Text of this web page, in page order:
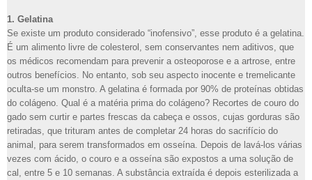
1. Gelatina
Se existe um produto considerado “inofensivo”, esse produto é a gelatina.
É um alimento livre de colesterol, sem conservantes nem aditivos, que
os médicos recomendam para prevenir a osteoporose e a artrose, entre
outros benefícios. No entanto, sob seu aspecto inocente e tremelicante
oculta-se um monstro. A gelatina é formada por 90% de proteínas obtidas
do colágeno. Qual é a matéria prima do colágeno? Recortes de couro do
gado sem curtir e partes frescas da cabeça e ossos, cujas gorduras são
retiradas, que trituram antes de completar 24 horas do sacrifício do
animal, para serem transformados em osseína. Depois de lavá-los várias
vezes com ácido, o couro e a osseína são expostos a uma solução de
cal, entre 5 e 10 semanas. A substância extraída é depois esterilizada a